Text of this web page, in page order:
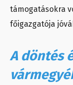
támogatásokra
főigazgatója
A döntés